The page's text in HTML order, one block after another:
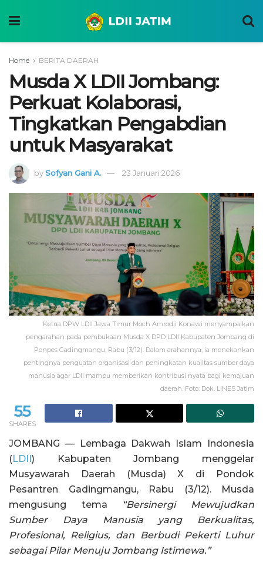
Home BERITA DAERAH
Musda X LDII Jombang:
Perkuat Kolaborasi,
Tingkatkan Pengabdian
untuk Masyarakat
bySofyan Gani A. 23 Januari 2026
Ketua DPW LDII Jawa Timur Moch Amrodji Konawi menyampaikan
pengarahan pada pembukaan Musda X DPD LDII Kabupaten Jombang di
Ponpes Gadingmangu, Rabu (3/12). Dalam arahannya, ia menekankan
pentingnya penguatan organisasi dan peningkatan kualitas sumber daya
manusia agar LDII mampu memberikan kontribusi nyata bagi kemajuan
daerah. Foto: Dok. LINES Jatim
55
SHARES
JOMBANG — Lembaga Dakwah Islam Indonesia
(LDII) Kabupaten Jombang menggelar
Musyawarah Daerah (Musda) X di Pondok
Pesantren Gadingmangu, Rabu (3/12). Musda
mengusung tema
“Bersinergi Mewujudkan
Sumber Daya Manusia yang Berkualitas,
Profesional, Religius, dan Berbudi Pekerti Luhur
sebagai Pilar Menuju Jombang Istimewa.”